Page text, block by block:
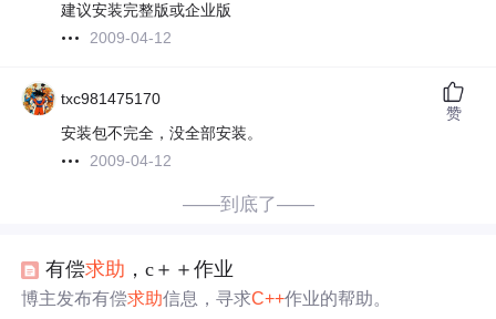
建议安装完整版或企业版
2009-04-12
txc981475170
安装包不完全，没全部安装。
2009-04-12
赞
——到底了——
有偿求助 ，c＋＋作业
博主发布有偿求助信息，寻求C++作业的帮助。